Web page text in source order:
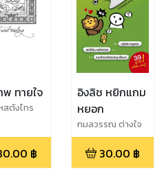
พ ทายใจ
ตังไทร
฿
อิงลิช หยิกแกม
หยอก
กมลวรรณ ต่างใจ
30.00 ฿